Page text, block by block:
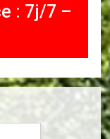
: 7j/7 –